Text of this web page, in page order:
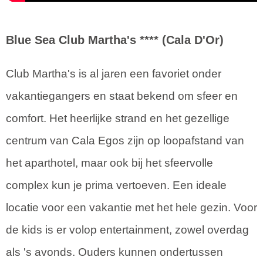
Blue Sea Club Martha's **** (Cala D'Or)
Club Martha's is al jaren een favoriet onder
vakantiegangers en staat bekend om sfeer en
comfort. Het heerlijke strand en het gezellige
centrum van Cala Egos zijn op loopafstand van
het aparthotel, maar ook bij het sfeervolle
complex kun je prima vertoeven. Een ideale
locatie voor een vakantie met het hele gezin. Voor
de kids is er volop entertainment, zowel overdag
als 's avonds. Ouders kunnen ondertussen